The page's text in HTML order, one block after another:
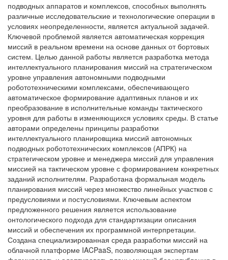
подводных аппаратов и комплексов, способных выполнять
различные исследовательские и технологические операции в
условиях неопределенности, является актуальной задачей.
Ключевой проблемой является автоматическая коррекция
миссий в реальном времени на основе данных от бортовых
систем. Целью данной работы является разработка метода
интеллектуального планирования миссий на стратегическом
уровне управления автономными подводными
робототехническими комплексами, обеспечивающего
автоматическое формирование адаптивных планов и их
преобразование в исполнительные команды тактического
уровня для работы в изменяющихся условиях среды. В статье
авторами определены принципы разработки
интеллектуального планировщика миссий автономных
подводных робототехнических комплексов (АПРК) на
стратегическом уровне и менеджера миссий для управления
миссией на тактическом уровне с формированием конкретных
заданий исполнителям. Разработана формальная модель
планирования миссий через множество линейных участков с
предусловиями и постусловиями. Ключевым аспектом
предложенного решения является использование
онтологического подхода для стандартизации описания
миссий и обеспечения их программной интерпретации.
Создана специализированная среда разработки миссий на
облачной платформе IACPaaS, позволяющая экспертам